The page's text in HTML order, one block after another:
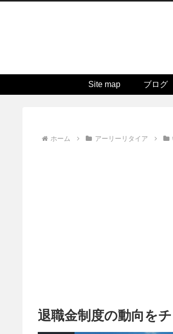
Site map ブログ
ホーム アーリーリタイア
退職金制度の動向を